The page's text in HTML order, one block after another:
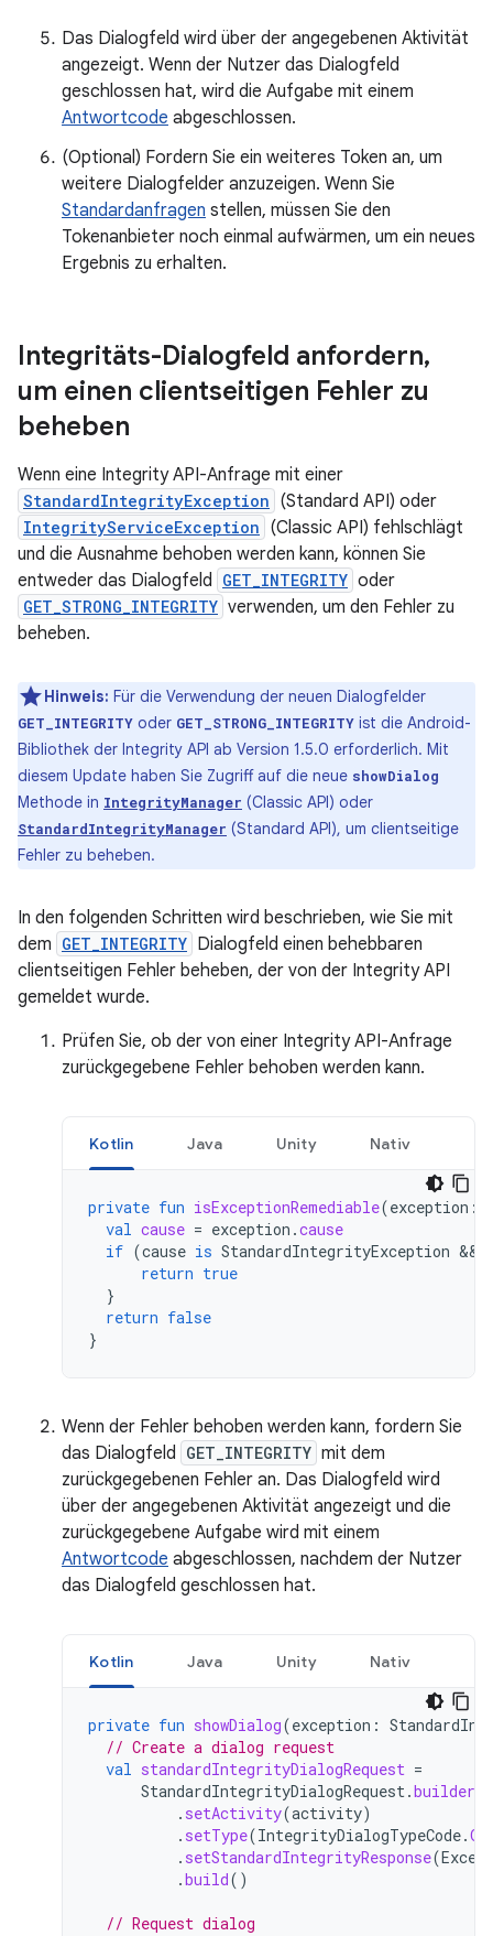
Das Dialogfeld wird über der angegebenen Aktivität
angezeigt. Wenn der Nutzer das Dialogfeld
geschlossen hat, wird die Aufgabe mit einem
Antwortcode abgeschlossen.
(Optional) Fordern Sie ein weiteres Token an, um
weitere Dialogfelder anzuzeigen. Wenn Sie
Standardanfragen stellen, müssen Sie den
Tokenanbieter noch einmal aufwärmen, um ein neues
Ergebnis zu erhalten.
Integritäts-Dialogfeld anfordern,
um einen clientseitigen Fehler zu
beheben
Wenn eine Integrity API-Anfrage mit einer
StandardIntegrityException (Standard API) oder
IntegrityServiceException (Classic API) fehlschlägt
und die Ausnahme behoben werden kann, können Sie
entweder das Dialogfeld GET_INTEGRITY oder
GET_STRONG_INTEGRITY verwenden, um den Fehler zu
beheben.
Hinweis: Für die Verwendung der neuen Dialogfelder
GET_INTEGRITY oder GET_STRONG_INTEGRITY ist die Android-
Bibliothek der Integrity API ab Version 1.5.0 erforderlich. Mit
diesem Update haben Sie Zugriff auf die neue showDialog
Methode in IntegrityManager (Classic API) oder
StandardIntegrityManager (Standard API), um clientseitige
Fehler zu beheben.
In den folgenden Schritten wird beschrieben, wie Sie mit
dem GET_INTEGRITY Dialogfeld einen behebbaren
clientseitigen Fehler beheben, der von der Integrity API
gemeldet wurde.
Prüfen Sie, ob der von einer Integrity API-Anfrage
zurückgegebene Fehler behoben werden kann.
Kotlin Java Unity Nativ
private fun isExceptionRemediable(exception :
val cause = exception .cause
if (cause is StandardIntegrityException &&
return true
}
return false
}
Wenn der Fehler behoben werden kann, fordern Sie
das Dialogfeld GET_INTEGRITY mit dem
zurückgegebenen Fehler an. Das Dialogfeld wird
über der angegebenen Aktivität angezeigt und die
zurückgegebene Aufgabe wird mit einem
Antwortcode abgeschlossen, nachdem der Nutzer
das Dialogfeld geschlossen hat.
Kotlin Java Unity Nativ
private fun showDialog(exception :
// Create a dialog request
val standardIntegrityDialogRequest =
StandardIntegrityDialogRequest.builder
. setActivity(activity)
. setType(IntegrityDialogTypeCode.
. setStandardIntegrityResponse(
.build()
// Request dialog